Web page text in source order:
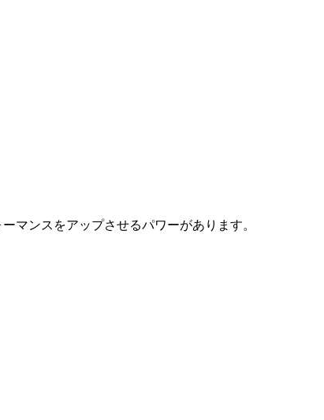
マンスをアップさせるパワーがあります。